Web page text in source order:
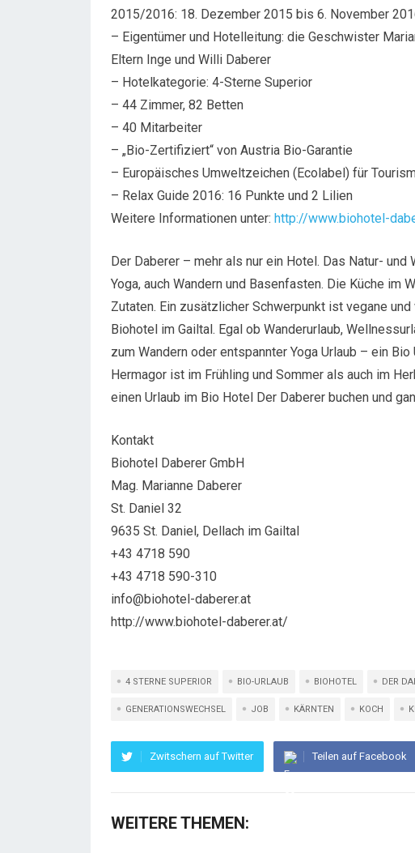
2015/2016: 18. Dezember 2015 bis 6. November
– Eigentümer und Hotelleitung: die Geschwister
Eltern Inge und Willi Daberer
– Hotelkategorie: 4-Sterne Superior
– 44 Zimmer, 82 Betten
– 40 Mitarbeiter
– „Bio-Zertifiziert“ von Austria Bio-Garantie
– Europäisches Umweltzeichen (Ecolabel) für
– Relax Guide 2016: 16 Punkte und 2 Lilien
Weitere Informationen unter: http://www.biohotel-
Der Daberer – mehr als nur ein Hotel. Das Natur-
Yoga, auch Wandern und Basenfasten. Die Küche
Zutaten. Ein zusätzlicher Schwerpunkt ist vegane
Biohotel im Gailtal. Egal ob Wanderurlaub,
zum Wandern oder entspannter Yoga Urlaub – ein
Hermagor ist im Frühling und Sommer als auch im
einen Urlaub im Bio Hotel Der Daberer buchen und
Kontakt
Biohotel Daberer GmbH
Mag. Marianne Daberer
St. Daniel 32
9635 St. Daniel, Dellach im Gailtal
+43 4718 590
+43 4718 590-310
info@biohotel-daberer.at
http://www.biohotel-daberer.at/
4 STERNE SUPERIOR BIO-URLAUB BIOHOTEL DER
GENERATIONSWECHSEL JOB KÄRNTEN KOCH
Zwitschern auf Twitter Teilen auf Facebook
WEITERE THEMEN: